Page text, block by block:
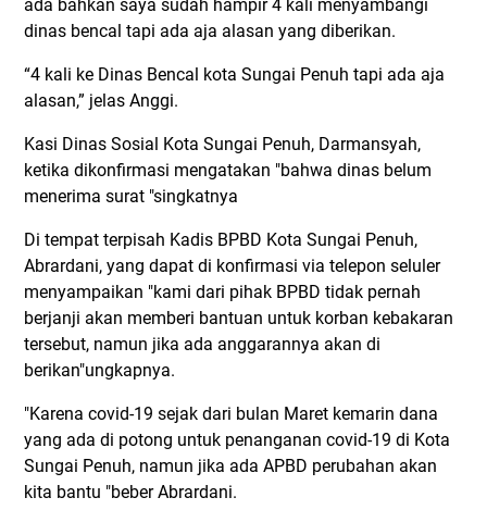
ada bahkan saya sudah hampir 4 kali menyambangi
dinas bencal tapi ada aja alasan yang diberikan.
“4 kali ke Dinas Bencal kota Sungai Penuh tapi ada aja
alasan,” jelas Anggi.
Kasi Dinas Sosial Kota Sungai Penuh, Darmansyah,
ketika dikonfirmasi mengatakan "bahwa dinas belum
menerima surat "singkatnya
Di tempat terpisah Kadis BPBD Kota Sungai Penuh,
Abrardani, yang dapat di konfirmasi via telepon seluler
menyampaikan "kami dari pihak BPBD tidak pernah
berjanji akan memberi bantuan untuk korban kebakaran
tersebut, namun jika ada anggarannya akan di
berikan"ungkapnya.
"Karena covid-19 sejak dari bulan Maret kemarin dana
yang ada di potong untuk penanganan covid-19 di Kota
Sungai Penuh, namun jika ada APBD perubahan akan
kita bantu "beber Abrardani.